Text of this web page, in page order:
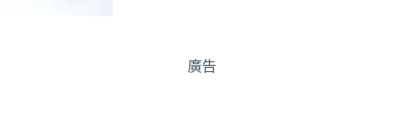
廣告